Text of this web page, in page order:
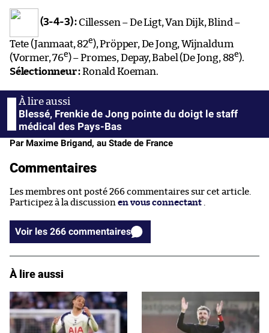
(3-4-3) : Cillessen – De Ligt, Van Dijk, Blind –
Tete (Janmaat, 82e), Pröpper, De Jong, Wijnaldum
(Vormer, 76e) – Promes, Depay, Babel (De Jong, 88e).
Sélectionneur :Ronald Koeman.
Blessé, Frenkie de Jong pointe du doigt le staff
médical des Pays-Bas
Par Maxime Brigand, au Stade de France
Commentaires
Les membres ont posté 266 commentaires sur cet article.
Participez à la discussion en vous connectant
Voir les 266 commentaires
À lire aussi